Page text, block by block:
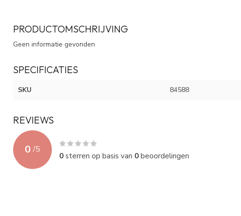
PRODUCTOMSCHRIJVING
Geen informatie gevonden
SPECIFICATIES
SKU 84588
REVIEWS
0 /5
0sterren op basis van 0beoordelingen